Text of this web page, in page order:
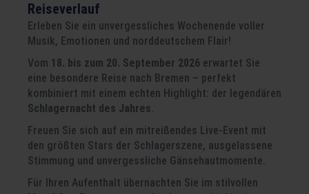
Reiseverlauf
Erleben Sie ein unvergessliches Wochenende voller
Musik, Emotionen und norddeutschem Flair!
Vom 18. bis zum 20. September 2026 erwartet Sie
eine besondere Reise nach Bremen – perfekt
kombiniert mit einem echten Highlight: der legendären
Schlagernacht des Jahres.
Freuen Sie sich auf ein mitreißendes Live-Event mit
den größten Stars der Schlagerszene, ausgelassene
Stimmung und unvergessliche Gänsehautmomente.
Für Ihren Aufenthalt übernachten Sie im stilvollen